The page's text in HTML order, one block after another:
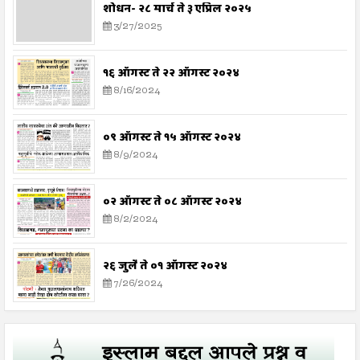
शोधन- २८ मार्च ते ३ एप्रिल २०२५
3/27/2025
१६ ऑगस्ट ते २२ ऑगस्ट २०२४
8/16/2024
०९ ऑगस्ट ते १५ ऑगस्ट २०२४
8/9/2024
०२ ऑगस्ट ते ०८ ऑगस्ट २०२४
8/2/2024
२६ जुलै ते ०१ ऑगस्ट २०२४
7/26/2024